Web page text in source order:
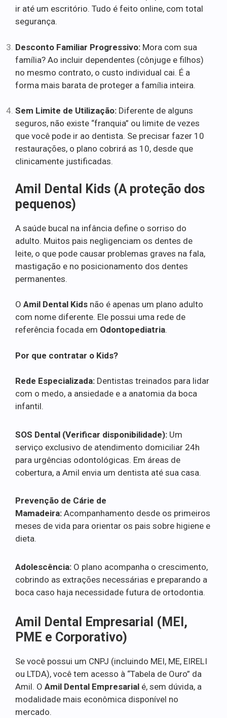
ir até um escritório. Tudo é feito online, com total
segurança.
Desconto Familiar Progressivo: Mora com sua
família? Ao incluir dependentes (cônjuge e filhos)
no mesmo contrato, o custo individual cai. É a
forma mais barata de proteger a família inteira.
Sem Limite de Utilização: Diferente de alguns
seguros, não existe “franquia” ou limite de vezes
que você pode ir ao dentista. Se precisar fazer 10
restaurações, o plano cobrirá as 10, desde que
clinicamente justificadas.
Amil Dental Kids (A proteção dos
pequenos)
A saúde bucal na infância define o sorriso do
adulto. Muitos pais negligenciam os dentes de
leite, o que pode causar problemas graves na fala,
mastigação e no posicionamento dos dentes
permanentes.
O Amil Dental Kids não é apenas um plano adulto
com nome diferente. Ele possui uma rede de
referência focada em Odontopediatria.
Por que contratar o Kids?
Rede Especializada: Dentistas treinados para lidar
com o medo, a ansiedade e a anatomia da boca
infantil.
SOS Dental (Verificar disponibilidade): Um
serviço exclusivo de atendimento domiciliar 24h
para urgências odontológicas. Em áreas de
cobertura, a Amil envia um dentista até sua casa.
Prevenção de Cárie de
Mamadeira: Acompanhamento desde os primeiros
meses de vida para orientar os pais sobre higiene e
dieta.
Adolescência: O plano acompanha o crescimento,
cobrindo as extrações necessárias e preparando a
boca caso haja necessidade futura de ortodontia.
Amil Dental Empresarial (MEI,
PME e Corporativo)
Se você possui um CNPJ (incluindo MEI, ME, EIRELI
ou LTDA), você tem acesso à “Tabela de Ouro” da
Amil. O Amil Dental Empresarial é, sem dúvida, a
modalidade mais econômica disponível no
mercado.